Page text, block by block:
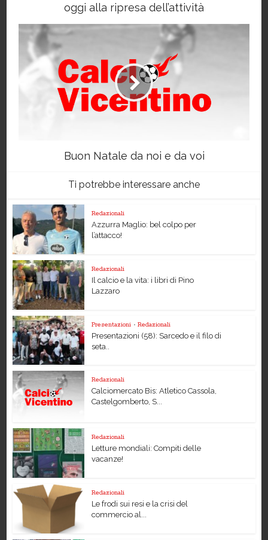
oggi alla ripresa dell’attività
Buon Natale da noi e da voi
Ti potrebbe interessare anche
Redazionali
Azzurra Maglio: bel colpo per
l’attacco!
Redazionali
Il calcio e la vita: i libri di Pino
Lazzaro
Presentazioni • Redazionali
Presentazioni (58): Sarcedo e il filo di
seta..
Redazionali
Calciomercato Bis: Atletico Cassola,
Castelgomberto, S...
Redazionali
Letture mondiali: Compiti delle
vacanze!
Redazionali
Le frodi sui resi e la crisi del
commercio al...